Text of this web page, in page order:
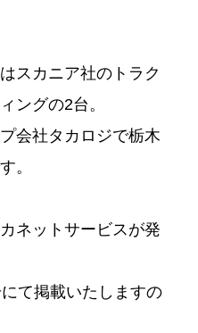
スカニア社のトラク
ングの2台。
会社タカロジで栃木
。
ネットサービスが発
て掲載いたしますの